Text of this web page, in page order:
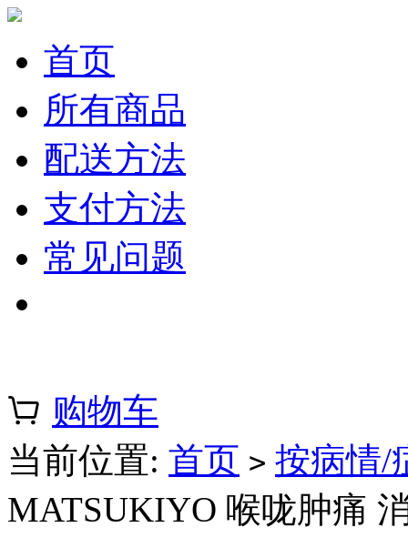
首页
所有商品
配送方法
支付方法
常见问题
购物车
当前位置: 首页 > 按病情/
MATSUKIYO 喉咙肿痛